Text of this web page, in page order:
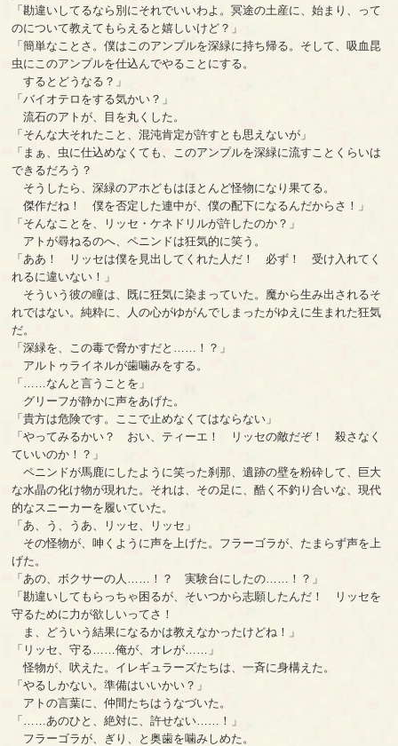
「勘違いしてるなら別にそれでいいわよ。冥途の土産に、始まり、って
のについて教えてもらえると嬉しいけど？」
「簡単なことさ。僕はこのアンプルを深緑に持ち帰る。そして、吸血昆
虫にこのアンプルを仕込んでやることにする。
するとどうなる？」
「バイオテロをする気かい？」
流石のアトが、目を丸くした。
「そんな大それたこと、混沌肯定が許すとも思えないが」
「まぁ、虫に仕込めなくても、このアンプルを深緑に流すことくらいは
できるだろう？
そうしたら、深緑のアホどもはほとんど怪物になり果てる。
傑作だね！ 僕を否定した連中が、僕の配下になるんだからさ！」
「そんなことを、リッセ・ケネドリルが許したのか？」
アトが尋ねるのへ、ペニンドは狂気的に笑う。
「ああ！ リッセは僕を見出してくれた人だ！ 必ず！ 受け入れてく
れるに違いない！」
そういう彼の瞳は、既に狂気に染まっていた。魔から生み出されるそ
れではない。純粋に、人の心がゆがんでしまったがゆえに生まれた狂気
だ。
「深緑を、この毒で脅かすだと……！？」
アルトゥライネルが歯噛みをする。
「……なんと言うことを」
グリーフが静かに声をあげた。
「貴方は危険です。ここで止めなくてはならない」
「やってみるかい？ おい、ティーエ！ リッセの敵だぞ！ 殺さなく
ていいのか！？」
ペニンドが馬鹿にしたように笑った刹那、遺跡の壁を粉砕して、巨大
な水晶の化け物が現れた。それは、その足に、酷く不釣り合いな、現代
的なスニーカーを履いていた。
「あ、う、うあ、リッセ、リッセ」
その怪物が、呻くように声を上げた。フラーゴラが、たまらず声を上
げた。
「あの、ボクサーの人……！？ 実験台にしたの……！？」
「勘違いしてもらっちゃ困るが、そいつから志願したんだ！ リッセを
守るために力が欲しいってさ！
ま、どういう結果になるかは教えなかったけどね！」
「リッセ、守る……俺が、オレが……」
怪物が、吠えた。イレギュラーズたちは、一斉に身構えた。
「やるしかない。準備はいいかい？」
アトの言葉に、仲間たちはうなづいた。
「……あのひと、絶対に、許せない……！」
フラーゴラが、ぎり、と奥歯を噛みしめた。